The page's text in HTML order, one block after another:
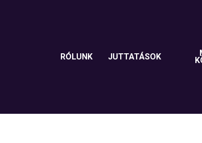
RÓLUNK JUTTATÁSOK